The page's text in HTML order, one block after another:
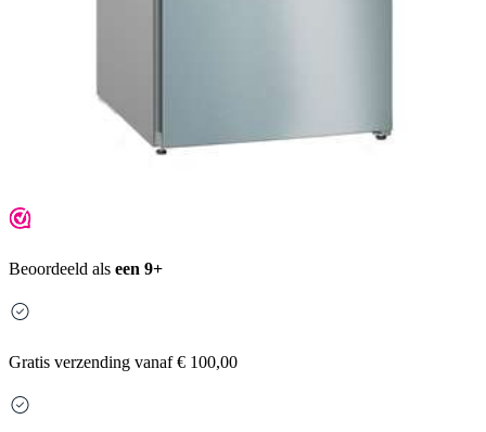
Beoordeeld als een 9+
Gratis verzending vanaf € 100,00